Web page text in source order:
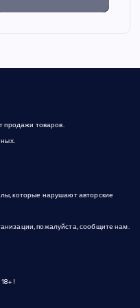
продажи товаров.
которые нарушают авторские
пожалуйста, сообщите нам.